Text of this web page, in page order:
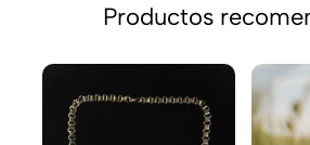
Productos